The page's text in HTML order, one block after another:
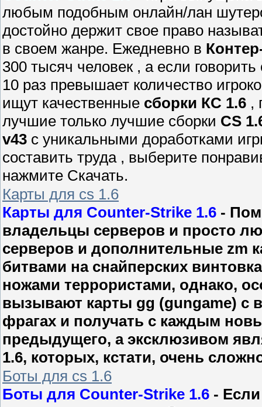
любым подобным онлайн/лан
достойно держит свое право
в своем жанре. Ежедневно в
300 тысяч человек , а если
10 раз превышает количество
ищут качественные сборки КС 1.6 ,
лучшие только лучшие сборки CS
v43 с уникальными доработками
составить труда , выберите
нажмите Скачать.
Карты для cs 1.6
Карты для Counter-Strike 1.6 -
владельцы серверов и просто
серверов и дополнительные zm
битвами на снайперских
ножами террористами, однако,
вызывают карты gg (gungame) с
фрагах и получать с каждым
предыдущего, а эксклюзивом
1.6, которых, кстати, очень
Боты для cs 1.6
Боты для Counter-Strike 1.6 -